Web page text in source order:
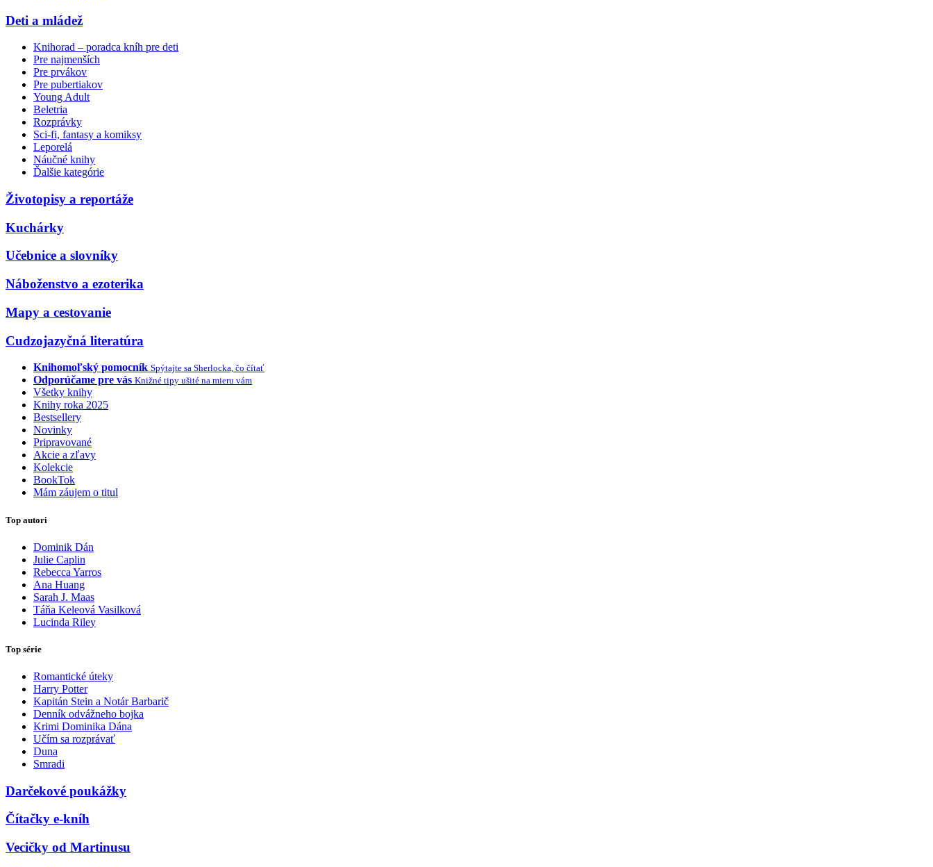
Deti a mládež
Knihorad – poradca kníh pre deti
Pre najmenších
Pre prvákov
Pre pubertiakov
Young Adult
Beletria
Rozprávky
Sci-fi, fantasy a komiksy
Leporelá
Náučné knihy
Ďalšie kategórie
Životopisy a reportáže
Kuchárky
Učebnice a slovníky
Náboženstvo a ezoterika
Mapy a cestovanie
Cudzojazyčná literatúra
Knihomoľský pomocník Spýtajte sa Sherlocka, čo čítať
Odporúčame pre vás Knižné tipy ušité na mieru vám
Všetky knihy
Knihy roka 2025
Bestsellery
Novinky
Pripravované
Akcie a zľavy
Kolekcie
BookTok
Mám záujem o titul
Top autori
Dominik Dán
Julie Caplin
Rebecca Yarros
Ana Huang
Sarah J. Maas
Táňa Keleová Vasilková
Lucinda Riley
Top série
Romantické úteky
Harry Potter
Kapitán Stein a Notár Barbarič
Denník odvážneho bojka
Krimi Dominika Dána
Učím sa rozprávať
Duna
Smradi
Darčekové poukážky
Čítačky e-kníh
Vecičky od Martinusu